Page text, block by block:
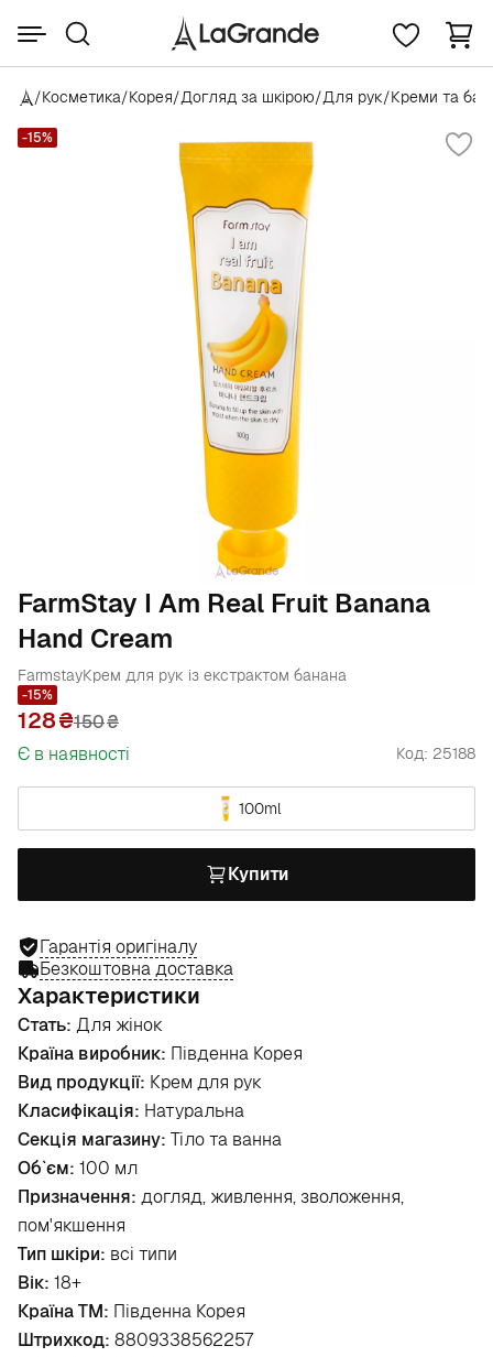
/Косметика/Корея/Догляд за шкірою/Для рук/Креми та
-15%
FarmStay I Am Real Fruit Banana
Hand Cream
FarmstayКрем для рук із екстрактом банана
-15%
128 150₴
Є в наявності
Код: 25188
100ml
Купити
Гарантія оригіналу
Безкоштовна доставка
Характеристики
Стать: Для жінок
Країна виробник: Південна Корея
Вид продукції: Крем для рук
Класифікація: Натуральна
Секція магазину: Тіло та ванна
Об`єм: 100 мл
Призначення: догляд, живлення, зволоження,
пом'якшення
Тип шкіри: всі типи
Вік: 18+
Країна ТМ: Південна Корея
Штрихкод: 8809338562257